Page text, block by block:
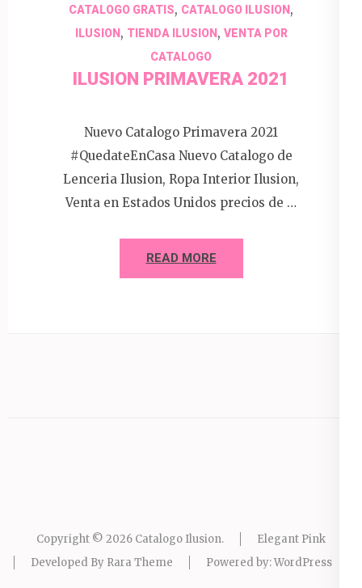
CATALOGO GRATIS, CATALOGO ILUSION ,
ILUSION, TIENDA ILUSION, VENTA POR
CATALOGO
ILUSION PRIMAVERA 2021
Nuevo Catalogo Primavera 2021
#QuedateEnCasa Nuevo Catalogo de
Lenceria Ilusion, Ropa Interior Ilusion,
Venta en Estados Unidos precios de …
READ MORE
Copyright © 2026 Catalogo Ilusion.
Elegant Pink
Developed By Rara Theme Powered by:WordPress